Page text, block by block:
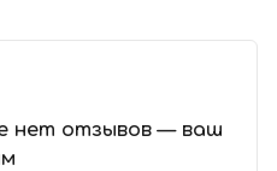
нет отзывов — ваш